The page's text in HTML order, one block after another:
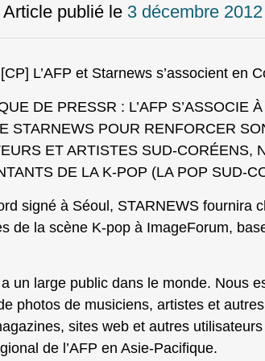
Article publié le 3 décembre 2012
[CP] L’AFP et Starnews s’associent en
DE PRESSR : L’AFP S’ASSOCIE
STARNEWS POUR RENFORCER
ET ARTISTES SUD-CORÉENS,
DE LA K-POP (LA POP SUD-
signé à Séoul, STARNEWS fournira
de la scène K-pop à ImageForum,
un large public dans le monde. Nous
photos de musiciens, artistes et
sites web et autres
de l’AFP en Asie-Pacifique.